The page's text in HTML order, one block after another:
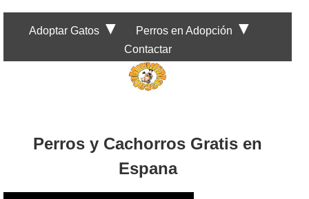
Adoptar Gatos ▼ Perros en Adopción ▼
Contactar
Perros y Cachorros Gratis en
Espana